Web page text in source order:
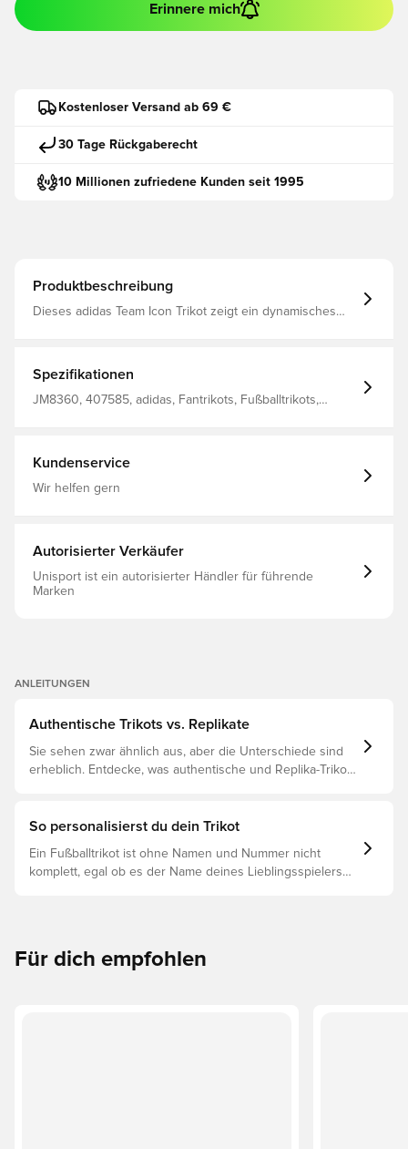
Erinnere mich
Kostenloser Versand ab 69 €
30 Tage Rückgaberecht
10 Millionen zufriedene Kunden seit 1995
Produktbeschreibung
Dieses adidas Team Icon Trikot zeigt ein dynamisches
Spezifikationen
JM8360, 407585, adidas, Fantrikots, Fußballtrikots,
Kundenservice
Wir helfen gern
Autorisierter Verkäufer
Unisport ist ein autorisierter Händler für führende
Marken
ANLEITUNGEN
Authentische Trikots vs. Replikate
Sie sehen zwar ähnlich aus, aber die Unterschiede sind
erheblich. Entdecke, was authentische und Replika-Trikots
So personalisierst du dein Trikot
Ein Fußballtrikot ist ohne Namen und Nummer nicht
komplett, egal ob es der Name deines Lieblingsspielers
Für dich empfohlen